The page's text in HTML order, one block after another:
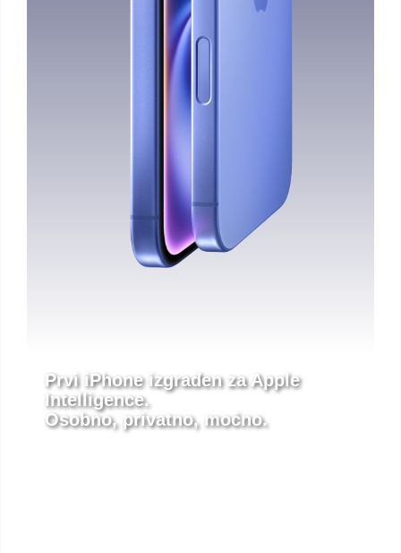
Prvi iPhone izgrađen za Apple
Intelligence.
Osobno, privatno, moćno.